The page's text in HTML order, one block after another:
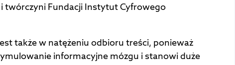
twórczyni Fundacji Instytut Cyfrowego
także w natężeniu odbioru treści, ponieważ
informacyjne mózgu i stanowi duże